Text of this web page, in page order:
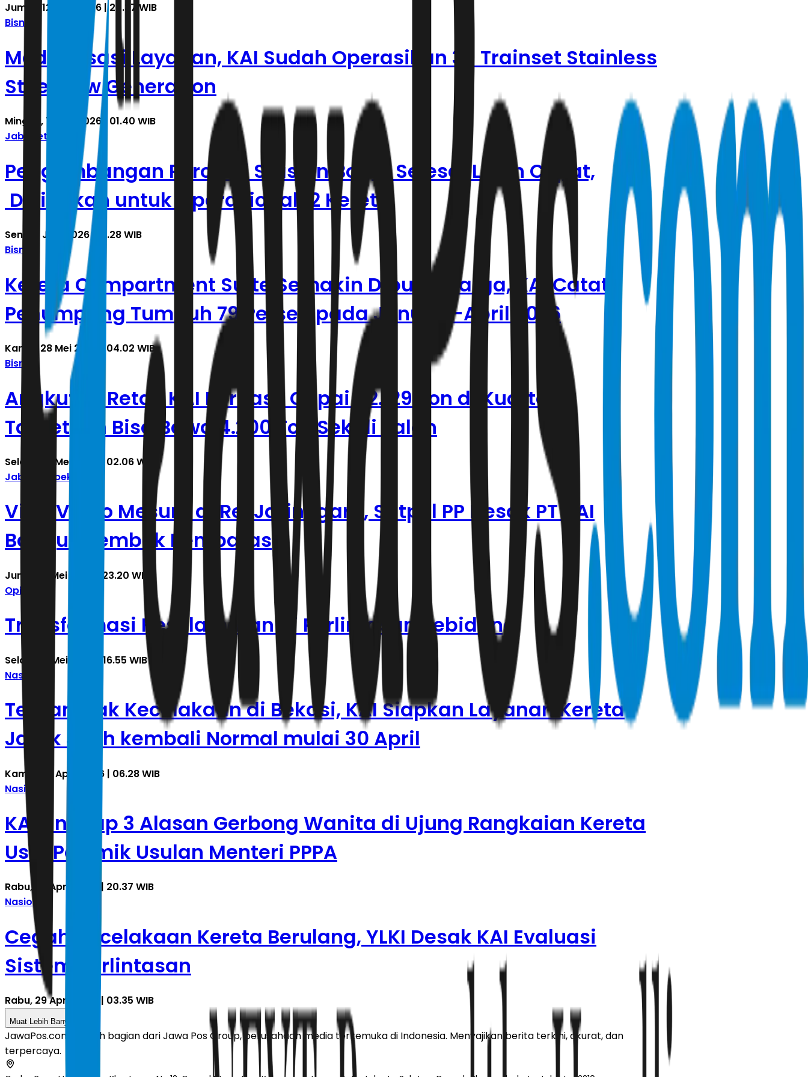
Jumat, 12 Juni 2026 | 20.37 WIB
Bisnis
Modernisasi Layanan, KAI Sudah Operasikan 39 Trainset Stainless
Steel New Generation
Minggu, 7 Juni 2026 | 01.40 WIB
Jabodetabek
Pengembangan Peron di Stasiun Bogor Selesai Lebih Cepat,
Disiapkan untuk Operasional 12 Kereta
Senin, 1 Juni 2026 | 21.28 WIB
Bisnis
Kereta Compartment Suite Semakin Diburu Warga, KAI Catat
Penumpang Tumbuh 79 Persen pada Januari–April 2026
Kamis, 28 Mei 2026 | 04.02 WIB
Bisnis
Angkutan Retail KAI Berhasil Capai 82.129 Ton di Kuartal I,
Targetkan Bisa Bawa 4.200 Ton Sekali Jalan
Selasa, 19 Mei 2026 | 02.06 WIB
Jabodetabek
Viral Video Mesum di Rel Jatinegara, Satpol PP Desak PT KAI
Bangun Tembok Pembatas
Jumat, 8 Mei 2026 | 23.20 WIB
Opini
Transformasi Keselamatan di Perlintasan Sebidang
Selasa, 5 Mei 2026 | 16.55 WIB
Nasional
Terdampak Kecelakaan di Bekasi, KAI Siapkan Layanan Kereta
Jarak Jauh kembali Normal mulai 30 April
Kamis, 30 April 2026 | 06.28 WIB
Nasional
KAI Ungkap 3 Alasan Gerbong Wanita di Ujung Rangkaian Kereta
Usai Polemik Usulan Menteri PPPA
Rabu, 29 April 2026 | 20.37 WIB
Nasional
Cegah Kecelakaan Kereta Berulang, YLKI Desak KAI Evaluasi
Sistem Perlintasan
Rabu, 29 April 2026 | 03.35 WIB
Muat Lebih Banyak
JawaPos.com adalah bagian dari Jawa Pos Group, perusahaan media terkemuka di Indonesia. Menyajikan berita terkini, akurat, dan
terpercaya.